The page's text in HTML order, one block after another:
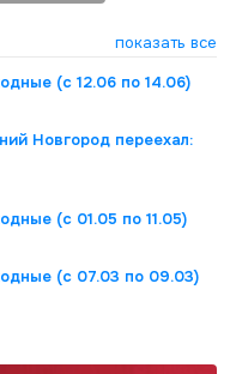
показать все
(с 12.06 по 14.06)
Новгород переехал:
(с 01.05 по 11.05)
(с 07.03 по 09.03)